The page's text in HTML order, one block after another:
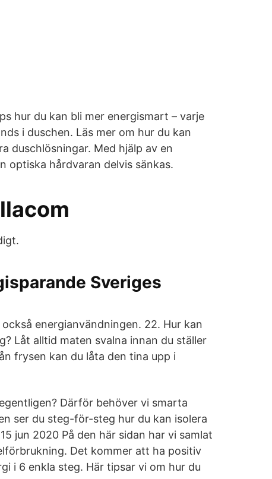
hur du kan bli mer energismart – varje
i duschen. Läs mer om hur du kan
duschlösningar. Med hjälp av en
optiska hårdvaran delvis sänkas.
Sveriges
energianvändningen. 22. Hur kan
Låt alltid maten svalna innan du ställer
frysen kan du låta den tina upp i
Därför behöver vi smarta
ser du steg-för-steg hur du kan isolera
jun 2020 På den här sidan har vi samlat
Det kommer att ha positiv
i 6 enkla steg. Här tipsar vi om hur du